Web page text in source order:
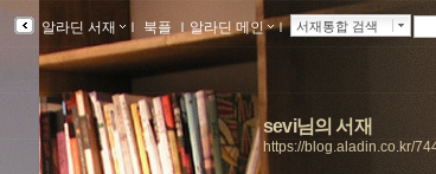
알라딘 서재 ｌ 북플 ｌ알라딘 메인 ｌ 서재통합 검색
sevi님의 서재
https://blog.aladin.co.kr/